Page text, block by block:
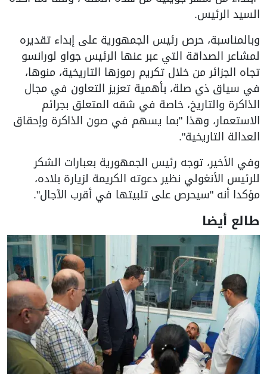
السيد الرئيس.
وبالمناسبة، حرص رئيس الجمهورية على إبداء تقديره
لمشاعر الصداقة التي عبر عنها الرئيس جواو لورانسو
تجاه الجزائر من خلال تكريم رموزها التاريخية، منوها،
في سياق ذي صلة، بأهمية تعزيز التعاون في مجال
الذاكرة والتاريخ، خاصة في شقه المتعلق بجرائم
الاستعمار، وهذا "بما يسهم في صون الذاكرة وإحقاق
العدالة التاريخية".
وفي الأخير، توجه رئيس الجمهورية بعبارات الشكر
للرئيس الأنغولي نظير دعوته الكريمة لزيارة بلاده،
مؤكدا أنه "سيحرص على تلبيتها في أقرب الآجال".
طالع أيضا